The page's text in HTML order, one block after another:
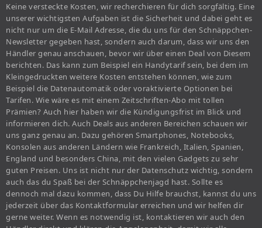
Keine versteckte Kosten, wir recherchieren für dich sorgfältig. Eine
unserer wichtigsten Aufgaben ist die Sicherheit und dabei geht es
nicht nur um die E-Mail Adresse, die du uns für den Schnäppchen-
Newsletter gegeben hast, sondern auch darum, dass wir uns den
Händler genau anschauen, bevor wir über einen Deal von Diesem
berichten. Das kann zum Beispiel ein Handytarif sein, bei dem im
Kleingedruckten weitere Kosten entstehen können, wie zum
Beispiel die Datenautomatik oder voraktivierte Optionen bei
Tarifen. Wie wäre es mit einem Zeitschriften-Abo mit tollen
Prämien? Auch hier haben wir die Kündigungsfrist im Blick und
informieren dich. Auch Deals aus anderen Bereichen schauen wir
uns ganz genau an. Dazu gehören Smartphones, Notebooks,
Konsolen aus anderen Ländern wie Frankreich, Italien, Spanien,
England und besonders China, mit den vielen Gadgets zu sehr
guten Preisen. Uns ist nicht nur der Datenschutz wichtig, sondern
auch das du Spaß bei der Schnäppchenjagd hast. Sollte es
dennoch mal dazu kommen, dass Du Hilfe brauchst, kannst du uns
jederzeit über das Kontaktformular erreichen und wir helfen dir
gerne weiter. Wenn es notwendig ist, kontaktieren wir auch den